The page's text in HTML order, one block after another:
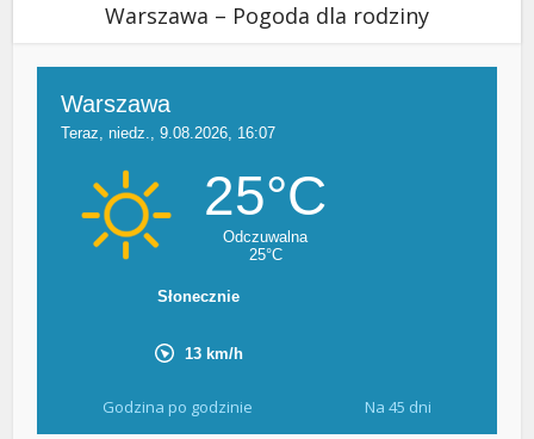
Warszawa – Pogoda dla rodziny
Godzina po godzinie Na 45 dni